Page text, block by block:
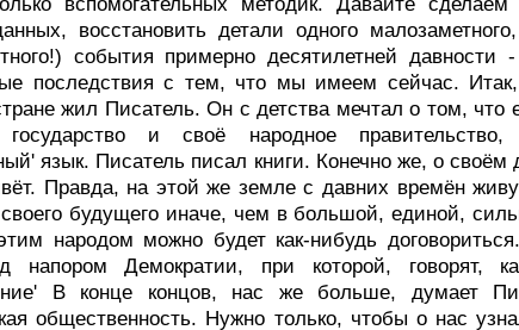
восстановить детали одного
события примерно десятилетней давности
последствия с тем, что мы имеем сейчас.
жил Писатель. Он с детства мечтал о том, что
и своё народное
язык. Писатель писал книги. Конечно же, о
Правда, на этой же земле с давних времён
своего будущего иначе, чем в большой, единой,
народом можно будет как-нибудь
напором Демократии, при которой, говорят,
В конце концов, нас же больше, думает
общественность. Hужно только, чтобы о нас